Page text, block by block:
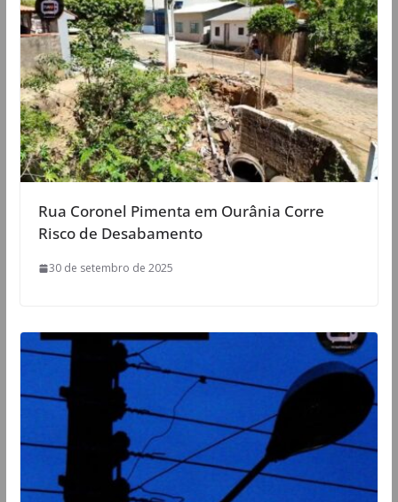
Rua Coronel Pimenta em Ourânia Corre
Risco de Desabamento
30 de setembro de 2025